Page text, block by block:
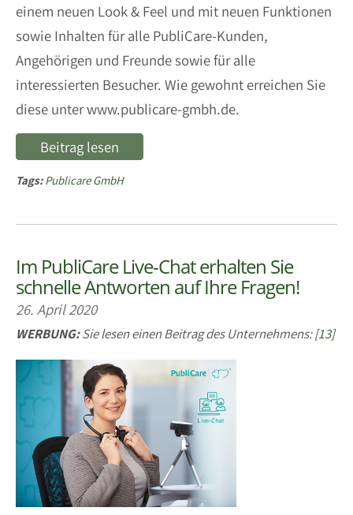
einem neuen Look & Feel und mit neuen Funktionen
sowie Inhalten für alle PubliCare-Kunden,
Angehörigen und Freunde sowie für alle
interessierten Besucher. Wie gewohnt erreichen Sie
diese unter www.publicare-gmbh.de.
Beitrag lesen
Tags:Publicare GmbH
Im PubliCare Live-Chat erhalten Sie
schnelle Antworten auf Ihre Fragen!
26. April 2020
WERBUNG:Sie lesen einen Beitrag des Unternehmens:[13]